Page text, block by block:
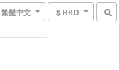
繁體中文 $ HKD